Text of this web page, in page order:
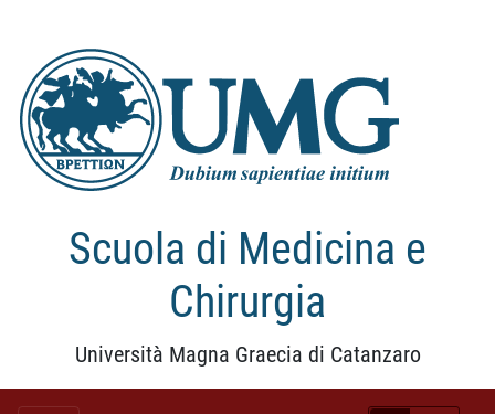
Scuola di Medicina e
Chirurgia
Università Magna Graecia di Catanzaro